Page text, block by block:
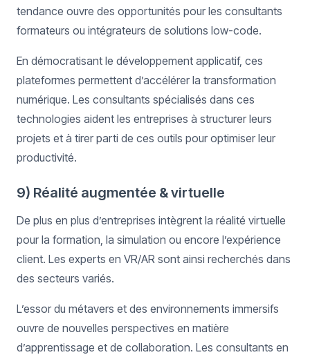
tendance ouvre des opportunités pour les consultants
formateurs ou intégrateurs de solutions low-code.
En démocratisant le développement applicatif, ces
plateformes permettent d’accélérer la transformation
numérique. Les consultants spécialisés dans ces
technologies aident les entreprises à structurer leurs
projets et à tirer parti de ces outils pour optimiser leur
productivité.
9) Réalité augmentée & virtuelle
De plus en plus d’entreprises intègrent la réalité virtuelle
pour la formation, la simulation ou encore l’expérience
client. Les experts en VR/AR sont ainsi recherchés dans
des secteurs variés.
L’essor du métavers et des environnements immersifs
ouvre de nouvelles perspectives en matière
d’apprentissage et de collaboration. Les consultants en